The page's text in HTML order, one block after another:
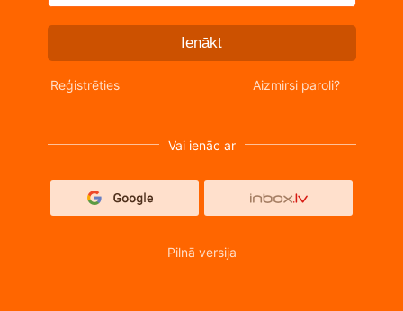
Ienākt
Reģistrēties Aizmirsi paroli?
Vai ienāc ar
Pilnā versija